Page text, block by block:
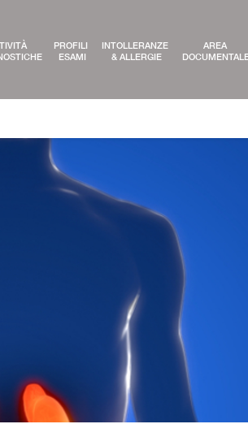
PROFILI
ESAMI
INTOLLERANZE
& ALLERGIE
AREA